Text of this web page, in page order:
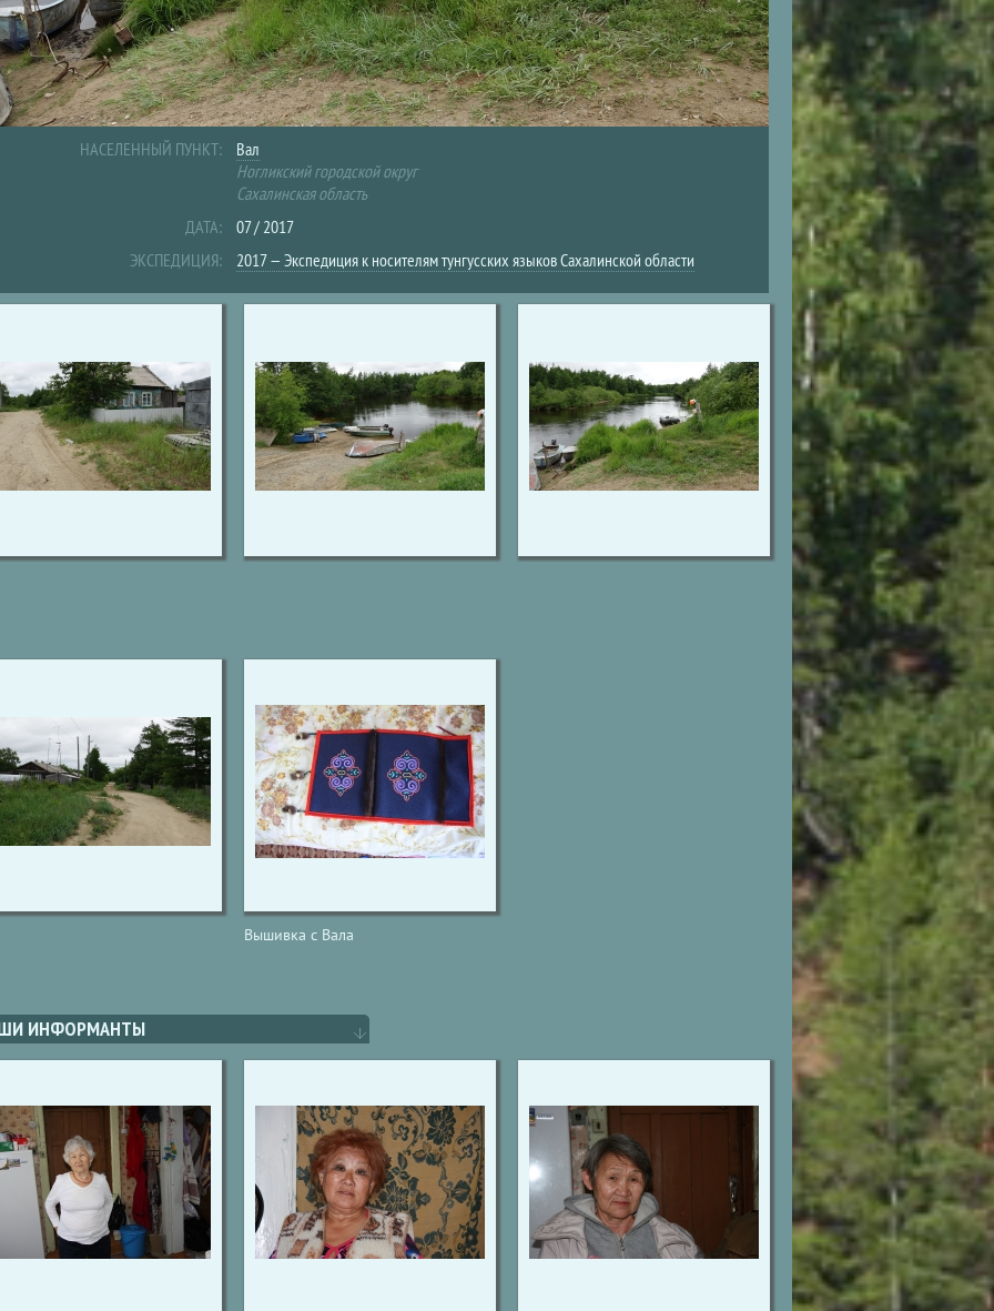
НАСЕЛЕННЫЙ ПУНКТ:
Вал
Ногликский городской округ
Сахалинская область
ДАТА:
07 / 2017
ЭКСПЕДИЦИЯ:
2017 — Экспедиция к носителям тунгусских языков Сахалинской области
Вышивка с Вала
ИНФОРМАНТЫ